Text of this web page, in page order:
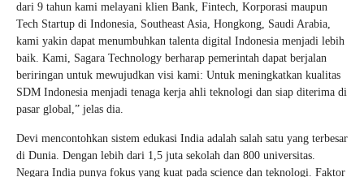
dari 9 tahun kami melayani klien Bank, Fintech, Korporasi maupun
Tech Startup di Indonesia, Southeast Asia, Hongkong, Saudi Arabia,
kami yakin dapat menumbuhkan talenta digital Indonesia menjadi lebih
baik. Kami, Sagara Technology berharap pemerintah dapat berjalan
beriringan untuk mewujudkan visi kami: Untuk meningkatkan kualitas
SDM Indonesia menjadi tenaga kerja ahli teknologi dan siap diterima di
pasar global,” jelas dia.
Devi mencontohkan sistem edukasi India adalah salah satu yang terbesar
di Dunia. Dengan lebih dari 1,5 juta sekolah dan 800 universitas.
Negara India punya fokus yang kuat pada science dan teknologi. Faktor